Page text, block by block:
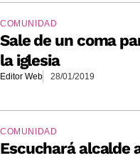
COMUNIDAD
Sale de un coma
la iglesia
Editor Web 28/01/2019
COMUNIDAD
Escuchará alcalde